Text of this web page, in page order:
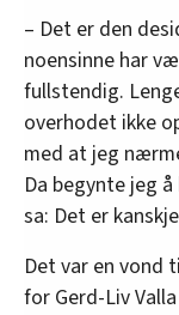
– Det er den
noensinne har
fullstendig.
overhodet ikke
med at jeg
Da begynte jeg
sa: Det er
Det var en vond
for Gerd-Liv